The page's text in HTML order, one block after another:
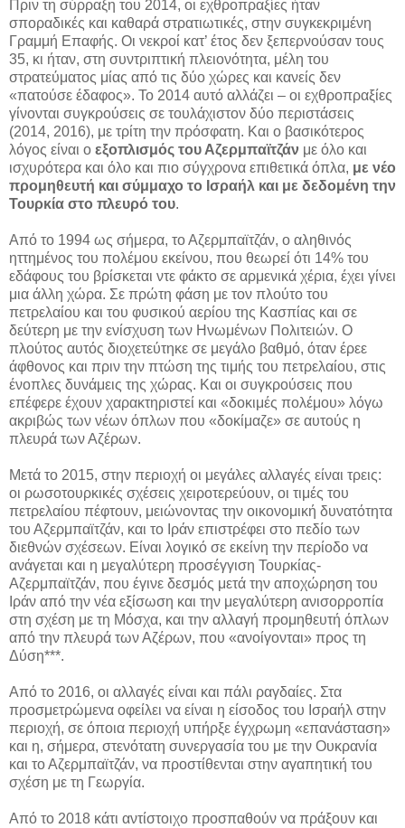
Πριν τη σύρραξη του 2014, οι εχθροπραξίες ήταν
σποραδικές και καθαρά στρατιωτικές, στην συγκεκριμένη
Γραμμή Επαφής. Οι νεκροί κατ’ έτος δεν ξεπερνούσαν τους
35, κι ήταν, στη συντριπτική πλειονότητα, μέλη του
στρατεύματος μίας από τις δύο χώρες και κανείς δεν
«πατούσε έδαφος». Το 2014 αυτό αλλάζει – οι εχθροπραξίες
γίνονται συγκρούσεις σε τουλάχιστον δύο περιστάσεις
(2014, 2016), με τρίτη την πρόσφατη. Και ο βασικότερος
λόγος είναι ο εξοπλισμός του Αζερμπαϊτζάν με όλο και
ισχυρότερα και όλο και πιο σύγχρονα επιθετικά όπλα, με νέο
προμηθευτή και σύμμαχο το Ισραήλ και με δεδομένη την
Τουρκία στο πλευρό του.
Από το 1994 ως σήμερα, το Αζερμπαϊτζάν, ο αληθινός
ηττημένος του πολέμου εκείνου, που θεωρεί ότι 14% του
εδάφους του βρίσκεται ντε φάκτο σε αρμενικά χέρια, έχει γίνει
μια άλλη χώρα. Σε πρώτη φάση με τον πλούτο του
πετρελαίου και του φυσικού αερίου της Κασπίας και σε
δεύτερη με την ενίσχυση των Ηνωμένων Πολιτειών. Ο
πλούτος αυτός διοχετεύτηκε σε μεγάλο βαθμό, όταν έρεε
άφθονος και πριν την πτώση της τιμής του πετρελαίου, στις
ένοπλες δυνάμεις της χώρας. Και οι συγκρούσεις που
επέφερε έχουν χαρακτηριστεί και «δοκιμές πολέμου» λόγω
ακριβώς των νέων όπλων που «δοκίμαζε» σε αυτούς η
πλευρά των Αζέρων.
Μετά το 2015, στην περιοχή οι μεγάλες αλλαγές είναι τρεις:
οι ρωσοτουρκικές σχέσεις χειροτερεύουν, οι τιμές του
πετρελαίου πέφτουν, μειώνοντας την οικονομική δυνατότητα
του Αζερμπαϊτζάν, και το Ιράν επιστρέφει στο πεδίο των
διεθνών σχέσεων. Είναι λογικό σε εκείνη την περίοδο να
ανάγεται και η μεγαλύτερη προσέγγιση Τουρκίας-
Αζερμπαϊτζάν, που έγινε δεσμός μετά την αποχώρηση του
Ιράν από την νέα εξίσωση και την μεγαλύτερη ανισορροπία
στη σχέση με τη Μόσχα, και την αλλαγή προμηθευτή όπλων
από την πλευρά των Αζέρων, που «ανοίγονται» προς τη
Δύση***.
Από το 2016, οι αλλαγές είναι και πάλι ραγδαίες. Στα
προσμετρώμενα οφείλει να είναι η είσοδος του Ισραήλ στην
περιοχή, σε όποια περιοχή υπήρξε έγχρωμη «επανάσταση»
και η, σήμερα, στενότατη συνεργασία του με την Ουκρανία
και το Αζερμπαϊτζάν, να προστίθενται στην αγαπητική του
σχέση με τη Γεωργία.
Από το 2018 κάτι αντίστοιχο προσπαθούν να πράξουν και